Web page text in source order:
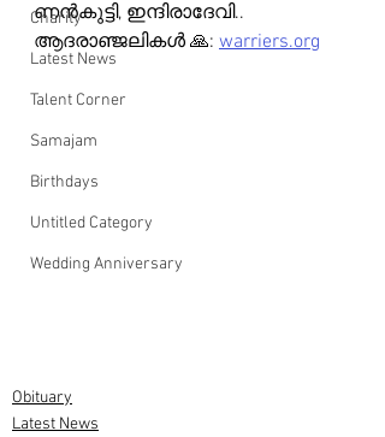
Charity
Latest News
Talent Corner
Samajam
Birthdays
Untitled Category
Wedding Anniversary
ണൻകുട്ടി, ഇന്ദിരാദേവി..
ആദരാഞ്ജലികൾ 🙏: warriers.org
Obituary
Latest News